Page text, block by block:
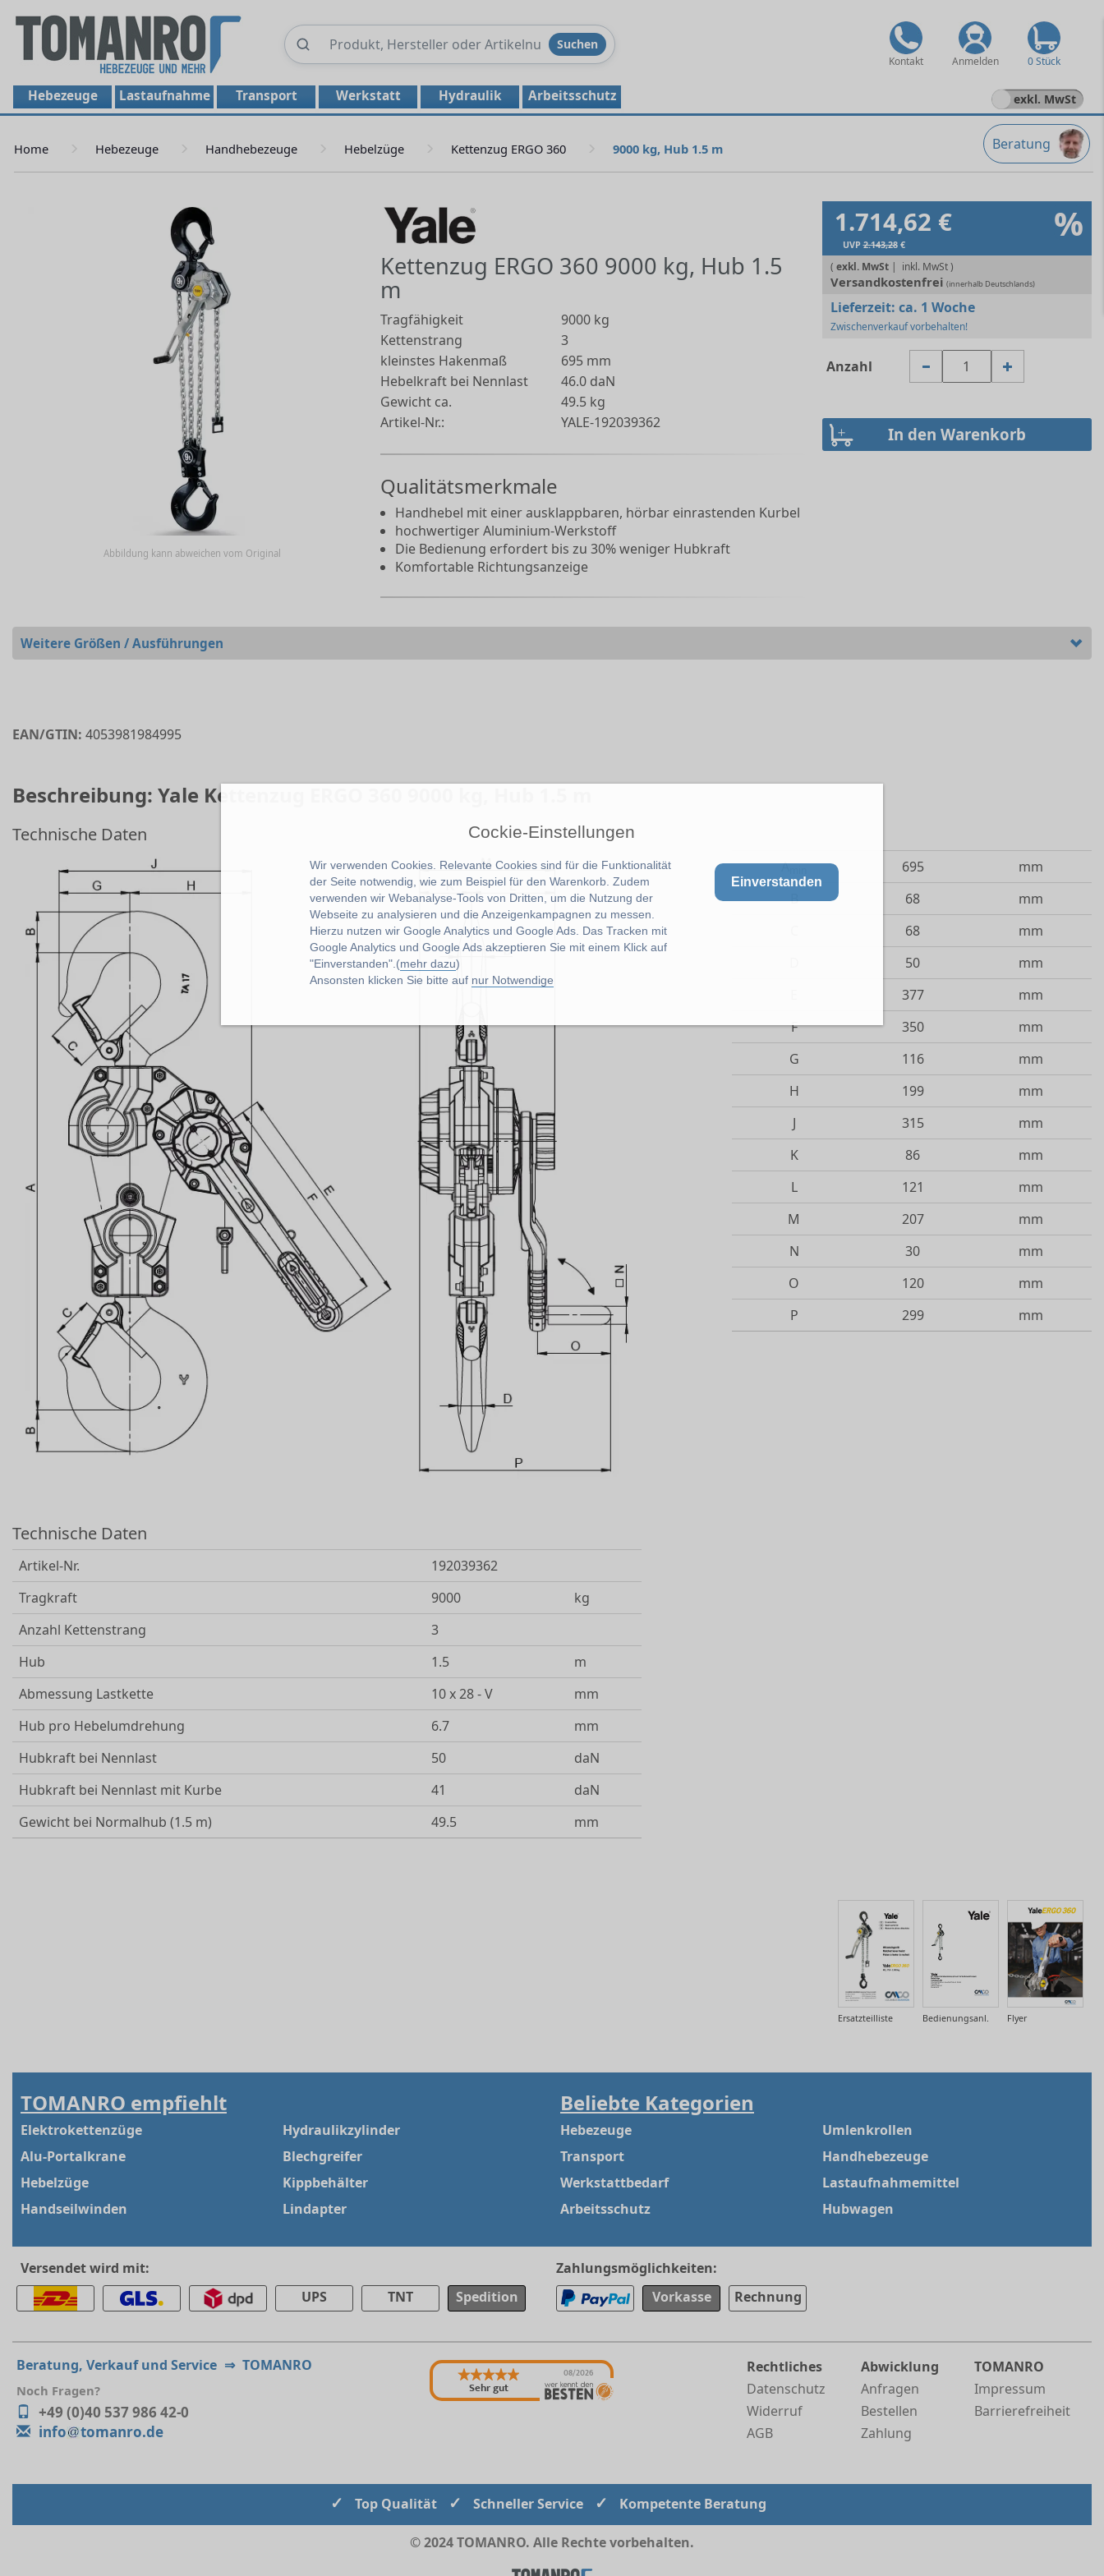
Cockie-Einstellungen
Wir verwenden Cookies. Relevante Cookies sind für die Funktionalität
der Seite notwendig, wie zum Beispiel für den Warenkorb. Zudem
verwenden wir Webanalyse-Tools von Dritten, um die Nutzung der
Webseite zu analysieren und die Anzeigenkampagnen zu messen.
Hierzu nutzen wir Google Analytics und Google Ads. Das Tracken mit
Google Analytics und Google Ads akzeptieren Sie mit einem Klick auf
"Einverstanden".(mehr dazu)
Ansonsten klicken Sie bitte auf nur Notwendige
Einverstanden
Produkte
durchsuchen
Suchen
Kontakt Anmelden 0 Stück
Hebezeuge Lastaufnahme Transport Werkstatt Hydraulik Arbeitsschutz exkl. MwSt
Beratung
Home Hebezeuge Handhebezeuge Hebelzüge Kettenzug ERGO 360 9000 kg, Hub 1.5 m
Abbildung kann abweichen vom Original
Kettenzug ERGO 360 9000 kg, Hub 1.5
m
Tragfähigkeit
9000 kg
Kettenstrang
3
kleinstes Hakenmaß
695 mm
Hebelkraft bei Nennlast
46.0 daN
Gewicht ca.
49.5 kg
Artikel-Nr.:
YALE-192039362
Qualitätsmerkmale
Handhebel mit einer ausklappbaren, hörbar einrastenden Kurbel
hochwertiger Aluminium-Werkstoff
Die Bedienung erfordert bis zu 30% weniger Hubkraft
Komfortable Richtungsanzeige
1.714,62 € %
UVP2.143,28€
( exkl. MwSt |
Versandkostenfrei (innerhalb Deutschlands)
Lieferzeit: ca. 1 Woche
Zwischenverkauf vorbehalten!
Anzahl
Weitere Größen / Ausführungen
EAN/GTIN: 4053981984995
Beschreibung: Yale Kettenzug ERGO 360 9000 kg, Hub 1.5 m
Technische Daten
A 695
mm
B
68
mm
68
mm
50
mm
377
mm
F
350
mm
G
116
mm
H
199
mm
J
315
mm
K
86
mm
L
121
mm
M
207
mm
N
30
mm
O
120
mm
P
299 mm
Technische Daten
Artikel-Nr.
192039362
Tragkraft
9000
kg
Anzahl Kettenstrang
3
Hub
1.5
m
Abmessung Lastkette
10 x 28 - V
mm
Hub pro Hebelumdrehung
6.7
mm
Hubkraft bei Nennlast
50
daN
Hubkraft bei Nennlast mit Kurbe
41
daN
Gewicht bei Normalhub (1.5 m)
49.5 mm
Flyer
Bedienungsanl.
Ersatzteilliste
TOMANRO empfiehlt
Elektrokettenzüge
Alu-Portalkrane
Hebelzüge
Handseilwinden
Hydraulikzylinder
Blechgreifer
Kippbehälter
Lindapter
Beliebte Kategorien
Hebezeuge
Transport
Werkstattbedarf
Arbeitsschutz
Umlenkrollen
Handhebezeuge
Lastaufnahmemittel
Hubwagen
Versendet wird mit:
UPS
TNT Spedition
Zahlungsmöglichkeiten:
Vorkasse
Rechnung
Beratung, Verkauf und Service ⇒ TOMANRO
Noch Fragen?
+49 (0)40 537 986 42-0
info
tomanro.de
Rechtliches
Datenschutz
Widerruf
AGB
Abwicklung
Anfragen
Bestellen
Zahlung
TOMANRO
Impressum
Barrierefreiheit
Sehr gut
08/2026
✓ Top Qualität ✓ Schneller Service ✓ Kompetente Beratung
© 2024 TOMANRO. Alle Rechte vorbehalten.